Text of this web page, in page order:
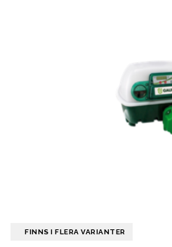
FINNS I FLERA VARIANTER